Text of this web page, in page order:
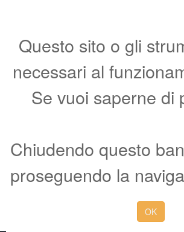
Questo sito o gli
necessari al
Se vuoi saperne di
Chiudendo questo
proseguendo la
OK